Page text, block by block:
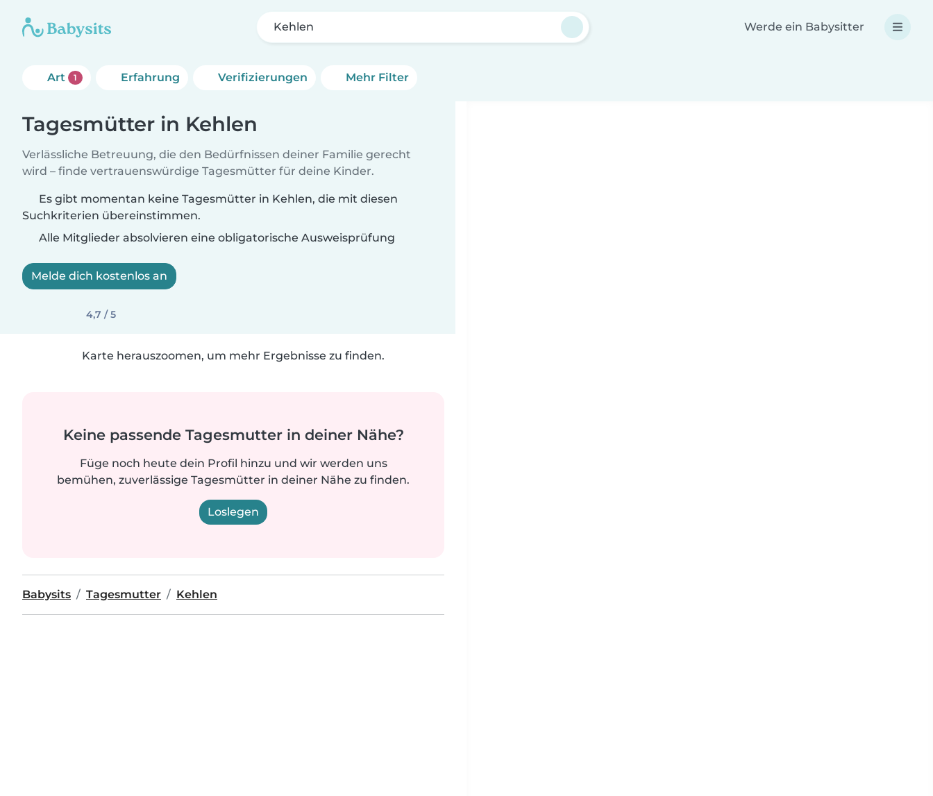
Kehlen Werde ein Babysitter
Art 1 Erfahrung Verifizierungen Mehr Filter
Tagesmütter in Kehlen
Verlässliche Betreuung, die den Bedürfnissen deiner Familie gerecht
wird – finde vertrauenswürdige Tagesmütter für deine Kinder.
Es gibt momentan keine Tagesmütter in Kehlen, die mit diesen
Suchkriterien übereinstimmen.
Alle Mitglieder absolvieren eine obligatorische Ausweisprüfung
Melde dich kostenlos an
4,7 / 5
Karte herauszoomen, um mehr Ergebnisse zu finden.
Keine passende Tagesmutter in deiner Nähe?
Füge noch heute dein Profil hinzu und wir werden uns
bemühen, zuverlässige Tagesmütter in deiner Nähe zu finden.
Loslegen
Babysits Tagesmutter Kehlen